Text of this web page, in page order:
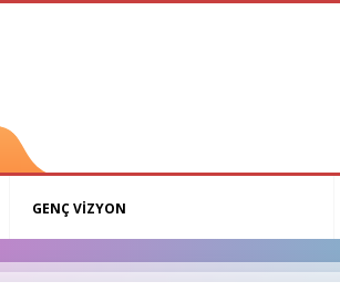
GENÇ VİZYON